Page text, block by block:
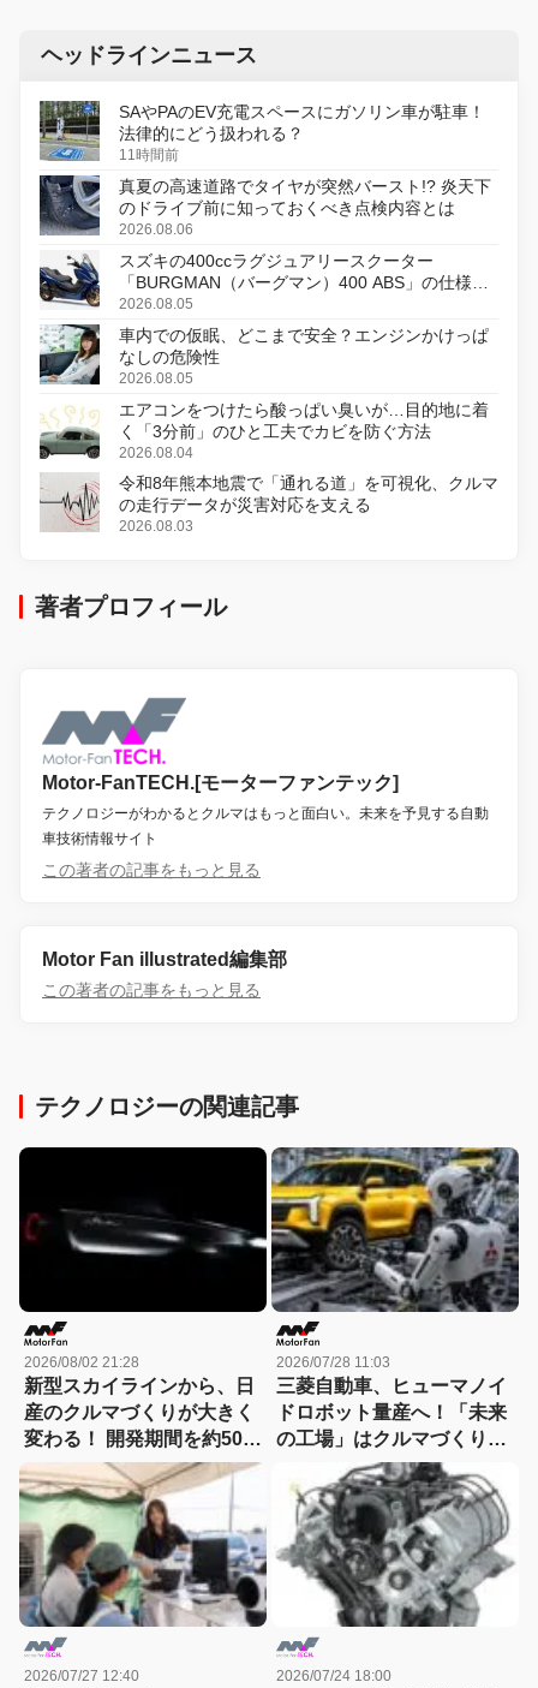
ヘッドラインニュース
SAやPAのEV充電スペースにガソリン車が駐車！
法律的にどう扱われる？
11時間前
真夏の高速道路でタイヤが突然バースト!? 炎天下
のドライブ前に知っておくべき点検内容とは
2026.08.06
スズキの400ccラグジュアリースクーター
「BURGMAN（バーグマン）400 ABS」の仕様を
変更し、8月18日に発売
2026.08.05
車内での仮眠、どこまで安全？エンジンかけっぱ
なしの危険性
2026.08.05
エアコンをつけたら酸っぱい臭いが…目的地に着
く「3分前」のひと工夫でカビを防ぐ方法
2026.08.04
令和8年熊本地震で「通れる道」を可視化、クルマ
の走行データが災害対応を支える
2026.08.03
著者プロフィール
Motor-FanTECH.[モーターファンテック]
テクノロジーがわかるとクルマはもっと面白い。未来を予見する自動
車技術情報サイト
この著者の記事をもっと見る
Motor Fan illustrated編集部
この著者の記事をもっと見る
テクノロジーの関連記事
2026/08/02 21:28
新型スカイラインから、日
産のクルマづくりが大きく
変わる！ 開発期間を約50か
月から30か月へと大幅短縮
2026/07/28 11:03
三菱自動車、ヒューマノイ
ドロボット量産へ！「未来
の工場」はクルマづくりを
どう変えるのか
2026/07/27 12:40 2026/07/24 18:00